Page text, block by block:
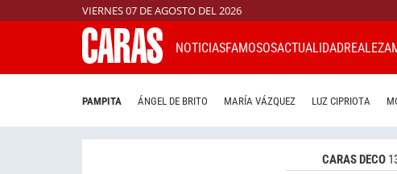
VIERNES 07 DE AGOSTO DEL 2026
NOTICIASFAMOSOSACTUALIDADREALEZA
PAMPITA ÁNGEL DE BRITO MARÍA VÁZQUEZ LUZ CIPRIOTA
CARAS DECO